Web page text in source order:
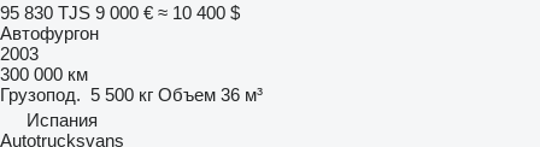
95 830 TJS 9 000 € ≈ 10 400 $
Автофургон
2003
300 000 км
Грузопод. 5 500 кг Объем 36 м³
Испания
Autotrucksvans